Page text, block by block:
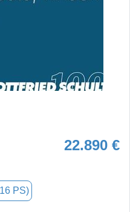
22.890 €
PS)